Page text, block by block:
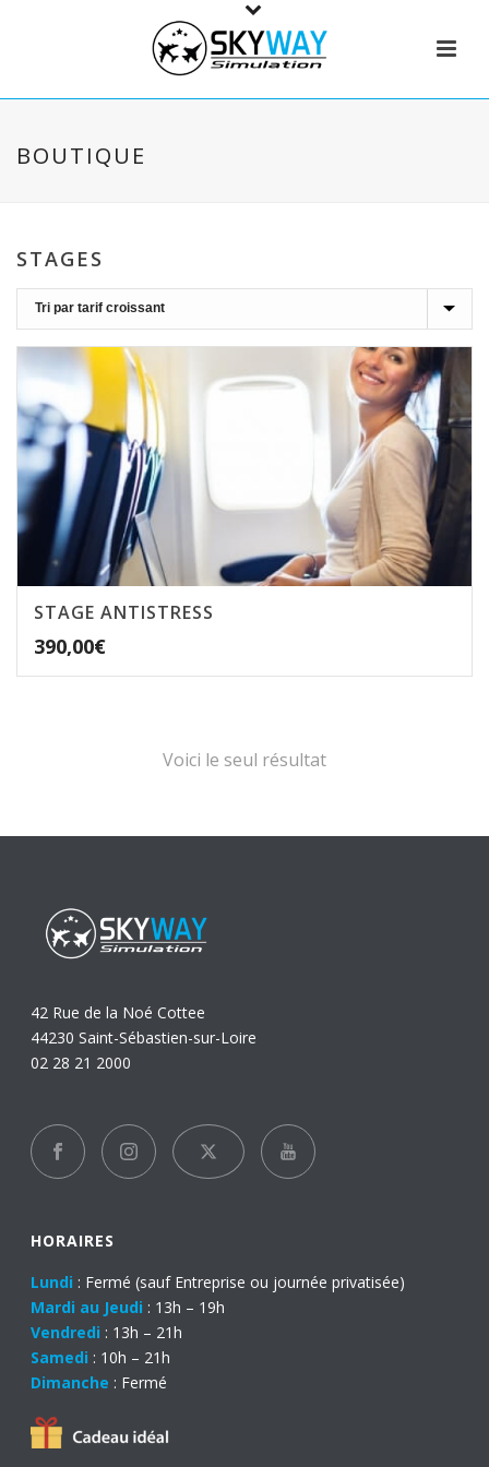
BOUTIQUE
STAGES
STAGE ANTISTRESS
390,00€
Voici le seul résultat
42 Rue de la Noé Cottee
44230 Saint-Sébastien-sur-Loire
02 28 21 2000
HORAIRES
Lundi : Fermé (sauf Entreprise ou journée privatisée)
Mardi au Jeudi : 13h – 19h
Vendredi : 13h – 21h
Samedi : 10h – 21h
Dimanche : Fermé